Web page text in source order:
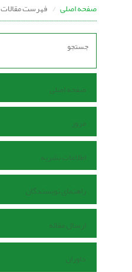
صفحه اصلی فهرست مقالات
صفحه اصلی
مرور
اطلاعات نشریه
راهنمای نویسندگان
ارسال مقاله
داوران